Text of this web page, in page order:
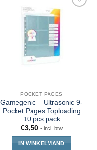
POCKET PAGES
Gamegenic – Ultrasonic 9-
Pocket Pages Toploading
10 pcs pack
€3,50 - incl. btw
IN WINKELMAND